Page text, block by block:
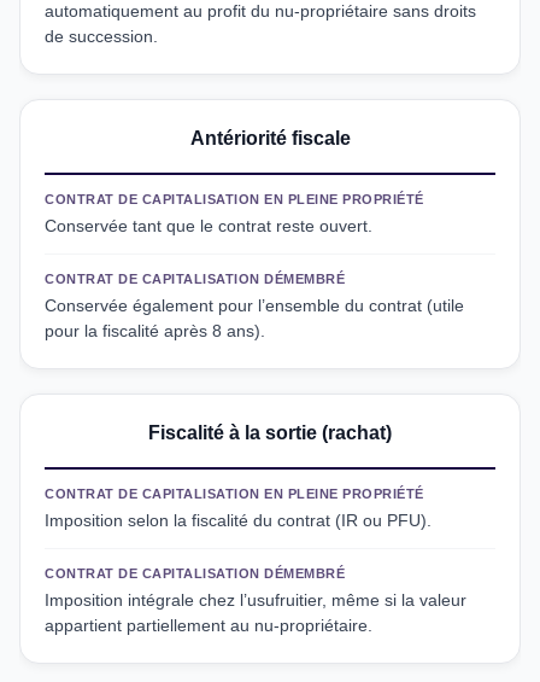
automatiquement au profit du nu-propriétaire sans droits
de succession.
Antériorité fiscale
CONTRAT DE CAPITALISATION EN PLEINE PROPRIÉTÉ
Conservée tant que le contrat reste ouvert.
CONTRAT DE CAPITALISATION DÉMEMBRÉ
Conservée également pour l’ensemble du contrat (utile
pour la fiscalité après 8 ans).
Fiscalité à la sortie (rachat)
CONTRAT DE CAPITALISATION EN PLEINE PROPRIÉTÉ
Imposition selon la fiscalité du contrat (IR ou PFU).
CONTRAT DE CAPITALISATION DÉMEMBRÉ
Imposition intégrale chez l’usufruitier, même si la valeur
appartient partiellement au nu-propriétaire.